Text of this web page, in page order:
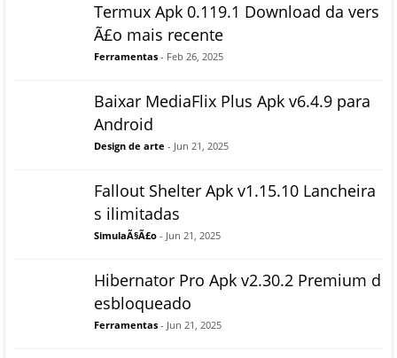
Termux Apk 0.119.1 Download da vers
Ã£o mais recente
Ferramentas - Feb 26, 2025
Baixar MediaFlix Plus Apk v6.4.9 para
Android
Design de arte - Jun 21, 2025
Fallout Shelter Apk v1.15.10 Lancheira
s ilimitadas
SimulaÃ§Ã£o - Jun 21, 2025
Hibernator Pro Apk v2.30.2 Premium d
esbloqueado
Ferramentas - Jun 21, 2025